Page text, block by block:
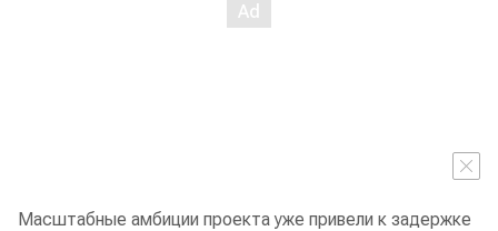
Масштабные амбиции проекта уже привели к задержке